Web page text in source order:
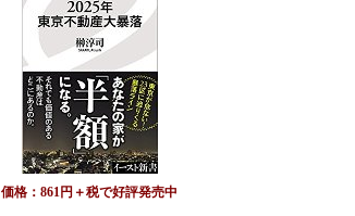
価格：861円＋税で好評発売中